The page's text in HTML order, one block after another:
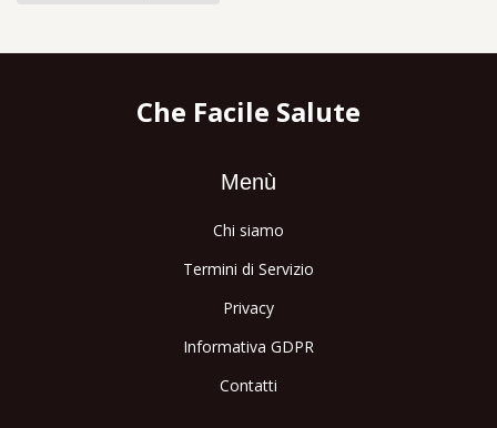
Che Facile Salute
Menù
Chi siamo
Termini di Servizio
Privacy
Informativa GDPR
Contatti